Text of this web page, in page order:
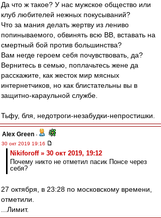
Да что ж такое? У нас мужское общество или
клуб любителей нежных покусываний?
Что за мания делать жертву из лениво
попинываемого, обвинять всю ВВ, вставать на
смертный бой против большинства?
Вам негде героем себя почувствовать, да?
Вернитесь в семью, поплачьтесь жене да
расскажите, как жесток мир мясных
интернетчиков, но как блистательны вы в
защитно-караульной службе.
Тьфу, бля, недотроги-незабудки-непростишки.
Alex Green -
30 окт 2019 19:16
Nikiforoff » 30 окт 2019, 19:12
Почему никто не отметил пасик Понсе через
себя?
27 октября, в 23:28 по московскому времени,
отметили.
...Лимит.